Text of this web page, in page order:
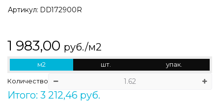
Артикул: DD172900R
1 983,00 руб./м2
м2 шт. упак.
Количество
Итого: 3 212,46 руб.